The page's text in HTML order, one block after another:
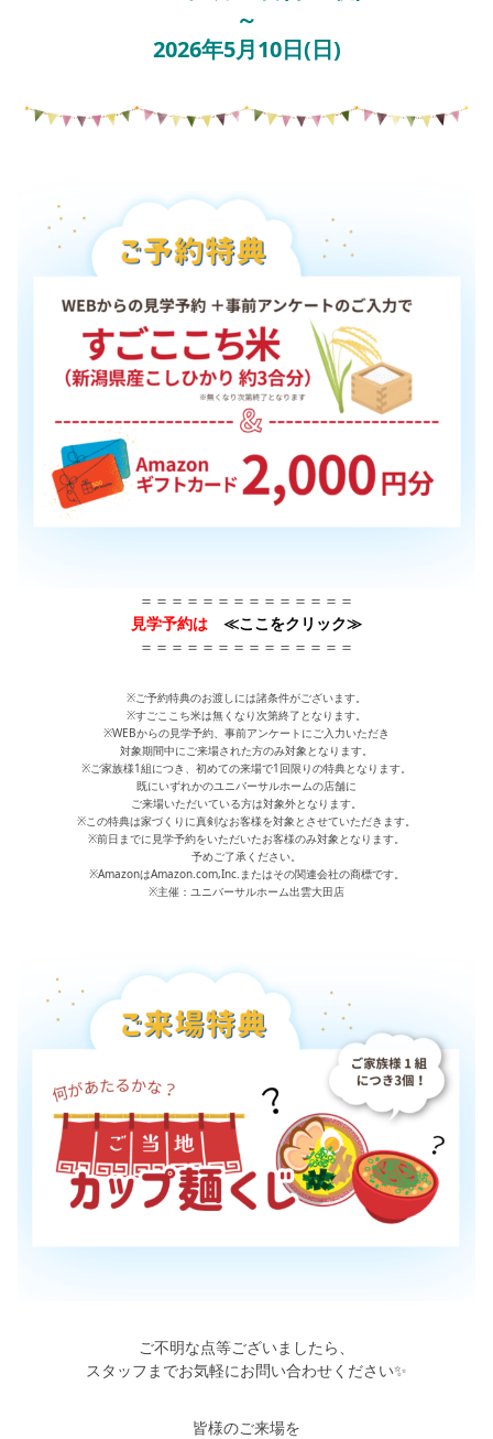
～
2026年5月10日(日)
＝＝＝＝＝＝＝＝＝＝＝＝＝＝
見学予約は ≪ここをクリック≫
＝＝＝＝＝＝＝＝＝＝＝＝＝＝
※ご予約特典のお渡しには諸条件がございます。
※すごここち米は無くなり次第終了となります。
※WEBからの見学予約、事前アンケートにご入力いただき
対象期間中にご来場された方のみ対象となります。
※ご家族様1組につき、初めての来場で1回限りの特典となります。
既にいずれかのユニバーサルホームの店舗に
ご来場いただいている方は対象外となります。
※この特典は家づくりに真剣なお客様を対象とさせていただきます。
※前日までに見学予約をいただいたお客様のみ対象となります。
予めご了承ください。
※AmazonはAmazon.com,Inc.またはその関連会社の商標です。
※主催：ユニバーサルホーム出雲大田店
ご不明な点等ございましたら、
スタッフまでお気軽にお問い合わせください✨
皆様のご来場を